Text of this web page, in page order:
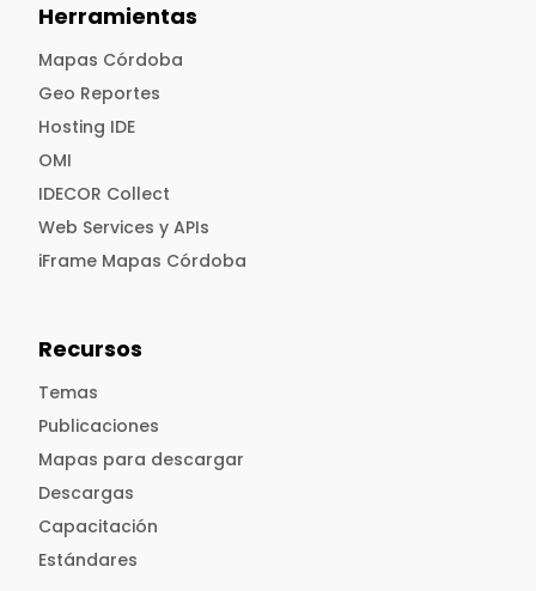
Herramientas
Mapas Córdoba
Geo Reportes
Hosting IDE
OMI
IDECOR Collect
Web Services y APIs
iFrame Mapas Córdoba
Recursos
Temas
Publicaciones
Mapas para descargar
Descargas
Capacitación
Estándares